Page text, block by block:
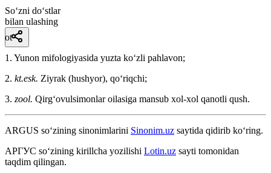
So‘zni do‘stlar
bilan ulashing
ot
1. Yunon mifologiyasida yuzta koʻzli pahlavon;
2. kt.esk. Ziyrak (hushyor), qoʻriqchi;
3. zool. Qirgʻovulsimonlar oilasiga mansub xol-xol qanotli qush.
ARGUS so‘zining sinonimlarini Sinonim.uz saytida qidirib ko‘ring.
АРГУС so‘zining kirillcha yozilishi Lotin.uz sayti tomonidan
taqdim qilingan.